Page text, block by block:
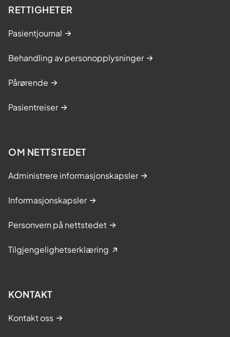
RETTIGHETER
Pasientjournal
Behandling av personopplysninger
Pårørende
Pasientreiser
OM NETTSTEDET
Administrere informasjonskapsler
Informasjonskapsler
Personvern på nettstedet
Tilgjengelighetserklæring
KONTAKT
Kontakt oss